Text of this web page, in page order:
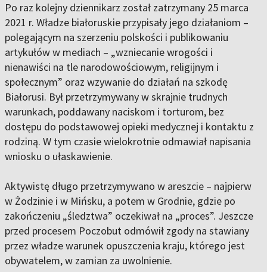
Po raz kolejny dziennikarz został zatrzymany 25 marca
2021 r. Władze białoruskie przypisały jego działaniom –
polegającym na szerzeniu polskości i publikowaniu
artykułów w mediach – „wzniecanie wrogości i
nienawiści na tle narodowościowym, religijnym i
społecznym” oraz wzywanie do działań na szkodę
Białorusi. Był przetrzymywany w skrajnie trudnych
warunkach, poddawany naciskom i torturom, bez
dostępu do podstawowej opieki medycznej i kontaktu z
rodziną. W tym czasie wielokrotnie odmawiał napisania
wniosku o ułaskawienie.
Aktywistę długo przetrzymywano w areszcie – najpierw
w Żodzinie i w Mińsku, a potem w Grodnie, gdzie po
zakończeniu „śledztwa” oczekiwał na „proces”. Jeszcze
przed procesem Poczobut odmówił zgody na stawiany
przez władze warunek opuszczenia kraju, którego jest
obywatelem, w zamian za uwolnienie.